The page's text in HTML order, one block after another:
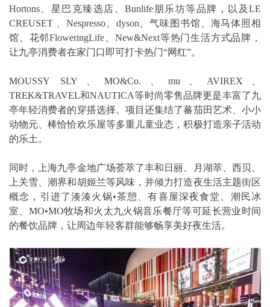
Hortons、星巴克臻选店、Bunlife朋乐坊等品牌，以及LE
CREUSET 、Nespresso、dyson、气味图书馆、海马体照相
馆、花邻FloweringLife、New&Next等热门生活方式品牌，
让九亭消费者在家门口即可打卡热门“网红”。
MOUSSY SLY、MO&Co.、mu、AVIREX、
TREK&TRAVEL和NAUTICA等时尚零售品牌更是丰富了九
亭年轻消费者的穿搭选择。项目还集结了蕃茄田艺术、小小
动物元、棒恰恰欢乐屋等多重儿童业态，积极打造亲子活动
的乐土。
同时，上海九亭金地广场荟萃了丰和日丽、月湖萃、西贝、
上关雪、潮界和胡姬兰等风味，并倾力打造夜生活主题街区
概念，引进了湊湊火锅•茶憩、有喜屋深夜食堂、潮民冰
室、MO•MO牧场和火太九火锅音乐餐厅等可延长营业时间
的餐饮品牌，让周边年轻客群能够畅享美好夜生活。